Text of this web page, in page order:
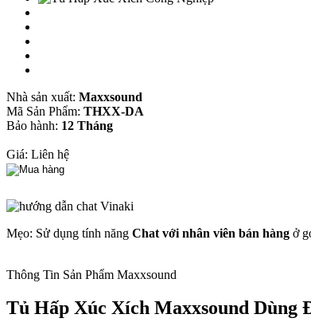
Nhà sản xuất: Maxxsound
Mã Sản Phẩm: THXX-DA
Bảo hành: 12 Tháng
Giá: Liên hệ
Mẹo: Sử dụng tính năng Chat với nhân viên bán hàng ở
Thông Tin Sản Phẩm Maxxsound
Tủ Hấp Xúc Xích Maxxsound Dùng